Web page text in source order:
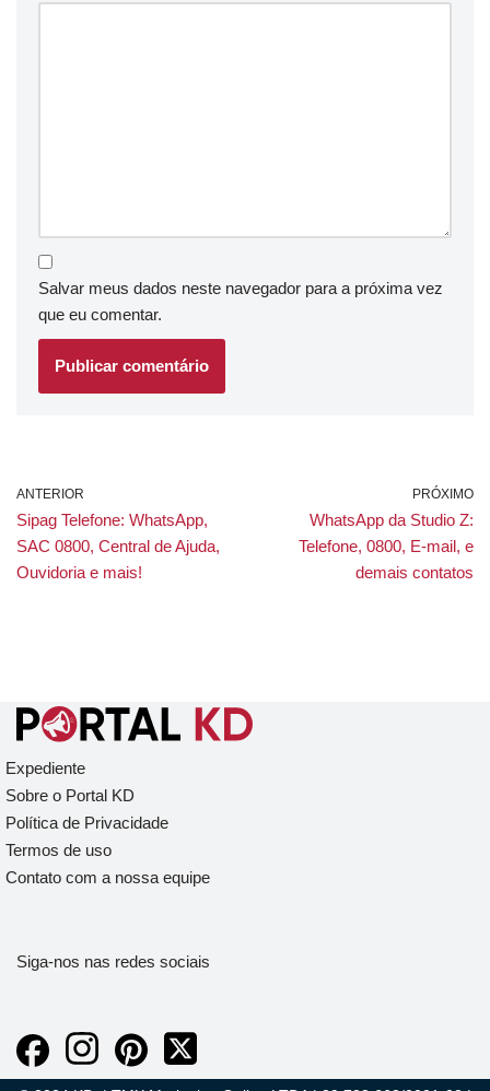
Salvar meus dados neste navegador para a próxima vez
que eu comentar.
ANTERIOR
Sipag Telefone: WhatsApp,
SAC 0800, Central de Ajuda,
Ouvidoria e mais!
PRÓXIMO
WhatsApp da Studio Z:
Telefone, 0800, E-mail, e
demais contatos
Expediente
Sobre o Portal KD
Política de Privacidade
Termos de uso
Contato com a nossa equipe
Siga-nos nas redes sociais